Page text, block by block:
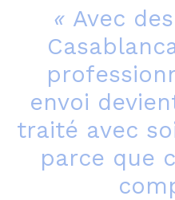
« Avec
envoi
traité avec
parce que